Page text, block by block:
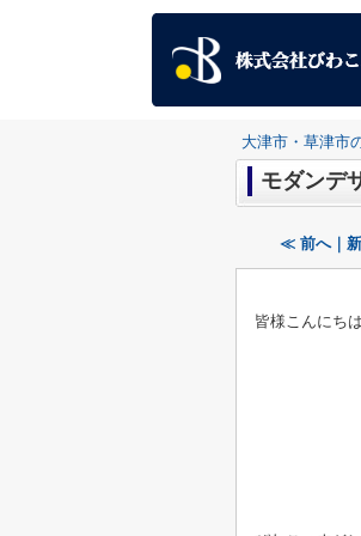
大津市・草津市
モダンデ
≪ 前へ｜新
皆様こんにち